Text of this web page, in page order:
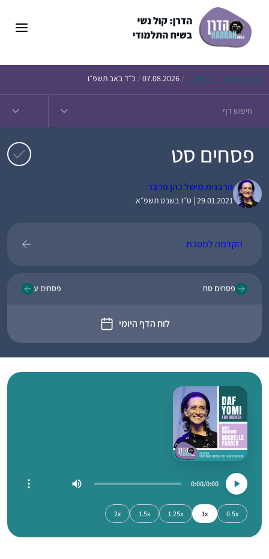
Today’s Daf – זבחים נ״ו /
07.08.2026
/ כ״ד באב תשפ״ו
פסחים סט
הרבנית מישל כהן פרבר
29.01.2021 | ט״ז בשבט תשפ״א
הקדמה למסכת
פסחים סח
לוח הדף היומי
פסחים ע
0:00
0:00
0.5x
1x
1.25x
1.5x
2x